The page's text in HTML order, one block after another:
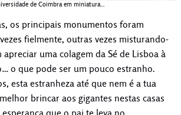
de Coimbra em miniatura…
os principais monumentos foram
fielmente, outras vezes misturando-
apreciar uma colagem da Sé de Lisboa à
o que pode ser um pouco estranho.
esta estranheza até que nem é a tua
brincar aos gigantes nestas casas